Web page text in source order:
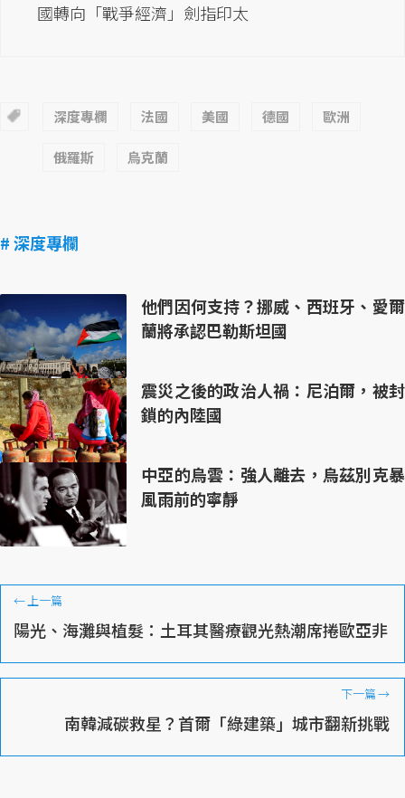
國轉向「戰爭經濟」劍指印太
深度專欄 法國 美國 德國 歐洲
俄羅斯 烏克蘭
# 深度專欄
他們因何支持？挪威、西班牙、愛爾
蘭將承認巴勒斯坦國
震災之後的政治人禍：尼泊爾，被封
鎖的內陸國
中亞的烏雲：強人離去，烏茲別克暴
風雨前的寧靜
←上一篇
陽光、海灘與植髮：土耳其醫療觀光熱潮席捲歐亞非
下一篇→
南韓減碳救星？首爾「綠建築」城市翻新挑戰